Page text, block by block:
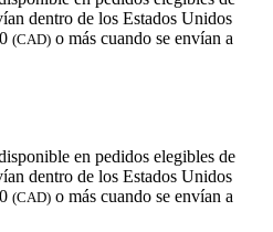
dentro de los Estados Unidos
(CAD) o más cuando se envían a
en pedidos elegibles de
dentro de los Estados Unidos
(CAD) o más cuando se envían a